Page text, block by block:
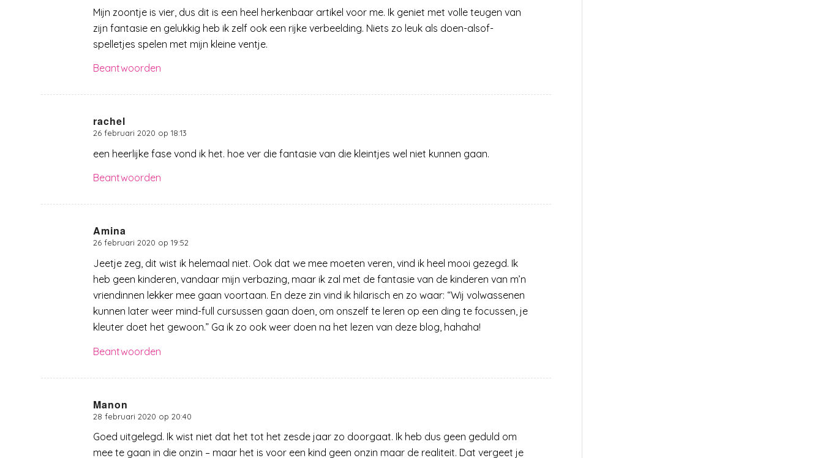
Mijn zoontje is vier, dus dit is een heel herkenbaar artikel voor me. Ik geniet met volle teugen van
zijn fantasie en gelukkig heb ik zelf ook een rijke verbeelding. Niets zo leuk als doen-alsof-
spelletjes spelen met mijn kleine ventje.
Beantwoorden
rachel
zegt:
26 februari 2020 op 18:13
een heerlijke fase vond ik het. hoe ver die fantasie van die kleintjes wel niet kunnen gaan.
Beantwoorden
Amina
zegt:
26 februari 2020 op 19:52
Jeetje zeg, dit wist ik helemaal niet. Ook dat we mee moeten veren, vind ik heel mooi gezegd. Ik
heb geen kinderen, vandaar mijn verbazing, maar ik zal met de fantasie van de kinderen van m’n
vriendinnen lekker mee gaan voortaan. En deze zin vind ik hilarisch en zo waar: “Wij volwassenen
kunnen later weer mind-full cursussen gaan doen, om onszelf te leren op een ding te focussen, je
kleuter doet het gewoon.” Ga ik zo ook weer doen na het lezen van deze blog, hahaha!
Beantwoorden
Manon
zegt:
28 februari 2020 op 20:40
Goed uitgelegd. Ik wist niet dat het tot het zesde jaar zo doorgaat. Ik heb dus geen geduld om
mee te gaan in die onzin – maar het is voor een kind geen onzin maar de realiteit. Dat vergeet je